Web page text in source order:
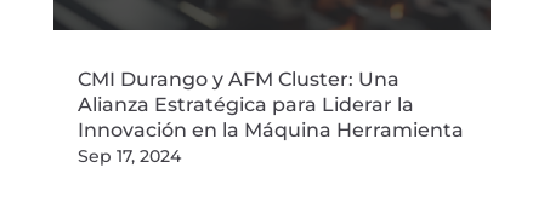
CMI Durango y AFM Cluster: Una
Alianza Estratégica para Liderar la
Innovación en la Máquina Herramienta
Sep 17, 2024